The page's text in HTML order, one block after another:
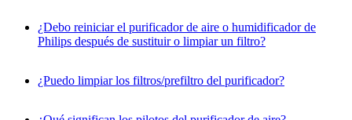
¿Debo reiniciar el purificador de aire o humidificador de
Philips después de sustituir o limpiar un filtro?
¿Puedo limpiar los filtros/prefiltro del purificador?